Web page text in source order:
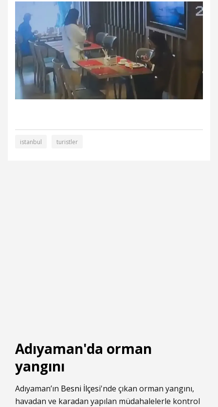
istanbul turistler
Adıyaman'da orman
yangını
Adıyaman’ın Besni İlçesi'nde çıkan orman yangını,
havadan ve karadan yapılan müdahalelerle kontrol